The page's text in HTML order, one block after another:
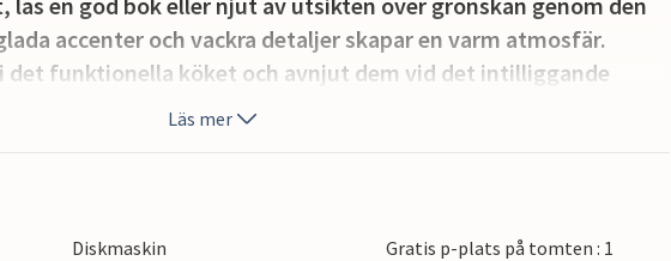
accenter och vackra detaljer skapar en varm atmosfär.
det funktionella köket och avnjut dem vid det intilliggande
den mysiga belysningen en avslappnad atmosfär, medan
eller bakom huset, kan du njuta av en lugn frukost eller
Läs mer
Diskmaskin
Gratis p-plats på tomten : 1